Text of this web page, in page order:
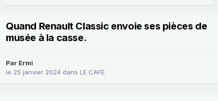
Quand Renault Classic envoie ses pièces de
musée à la casse.
Par Ermi
le 25 janvier 2024 dans LE CAFE